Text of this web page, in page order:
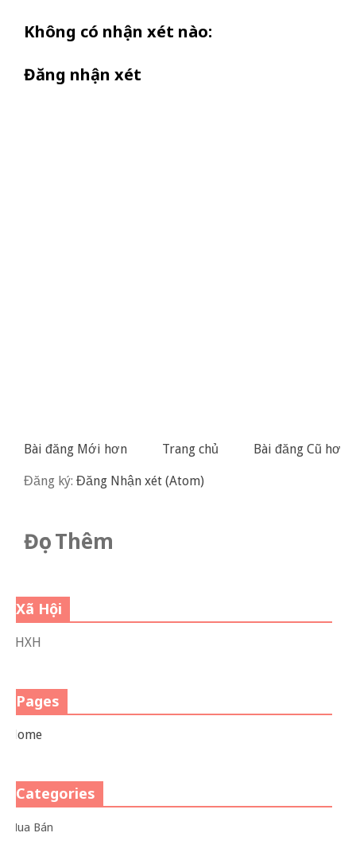
Không có nhận xét nào:
Đăng nhận xét
Bài đăng Mới hơn Bài đăng Cũ hơn
Trang chủ
Đăng ký: Đăng Nhận xét (Atom)
Đọc Thêm
Xã Hội
VHXH
Pages
Home
Categories
Mua Bán